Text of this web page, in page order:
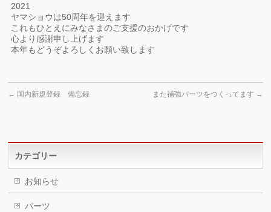
2021
ヤマショウは50周年を迎えます
これもひとえにみなさまのご支援のおかげです
心より感謝申し上げます
本年もどうぞよろしくお願い致します
← 国内新規登録 備忘録 また補強パーツをつくってます →
カテゴリー
お知らせ
パーツ